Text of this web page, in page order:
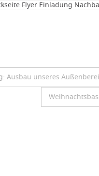
Ausbau unseres